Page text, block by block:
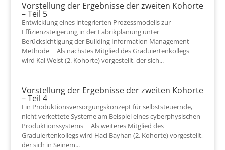
Vorstellung der Ergebnisse der zweiten Kohorte
– Teil 5
Entwicklung eines integrierten Prozessmodells zur
Effizienzsteigerung in der Fabrikplanung unter
Berücksichtigung der Building Information Management
Methode Als nächstes Mitglied des Graduiertenkollegs
wird Kai Weist (2. Kohorte) vorgestellt, der sich...
Vorstellung der Ergebnisse der zweiten Kohorte
– Teil 4
Ein Produktionsversorgungskonzept für selbststeuernde,
nicht verkettete Systeme am Beispiel eines cyberphysischen
Produktionssystems Als weiteres Mitglied des
Graduiertenkollegs wird Haci Bayhan (2. Kohorte) vorgestellt,
der sich in Seinem...